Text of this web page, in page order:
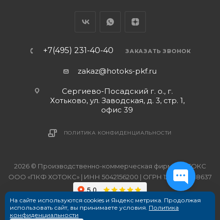
+7(495) 231-40-40 ЗАКАЗАТЬ ЗВОНОК
zakaz@hotoks-pkf.ru
Сергиево-Посадский г. о., г.
Хотьково, ул. Заводская, д. 3, стр. 1,
офис 39
ПОЛИТИКА КОНФИДЕНЦИАЛЬНОСТИ
2026 © Производственно-коммерческая фирма ХОТОКС
ООО «ПКФ ХОТОКС» | ИНН 5042156200 | ОГРН 1215000038637
На сайте используются cookies и Яндекс метрика. Продолжая
использовать сайт, вы принимаете условия. Политика
конфиденциальности